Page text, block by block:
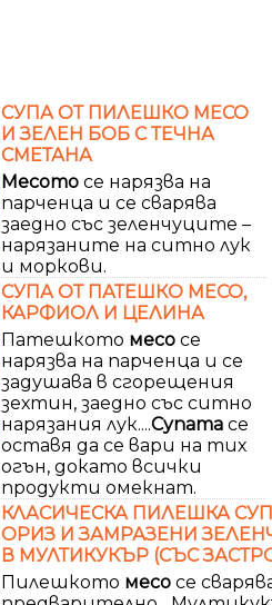
СУПА ОТ ПИЛЕШКО МЕСО
И ЗЕЛЕН БОБ С ТЕЧНА
СМЕТАНА
Месото се нарязва на
парченца и се сварява
заедно със зеленчуците –
нарязаните на ситно лук
и моркови.
СУПА ОТ ПАТЕШКО МЕСО,
КАРФИОЛ И ЦЕЛИНА
Патешкото месо се
нарязва на парченца и се
задушава в сгорещения
зехтин, заедно със ситно
нарязания лук....Супата се
оставя да се вари на тих
огън, докато всички
продукти омекнат.
КЛАСИЧЕСКА ПИЛЕШКА
ОРИЗ И ЗАМРАЗЕНИ
В МУЛТИКУКЪР (СЪС
Пилешкото месо се